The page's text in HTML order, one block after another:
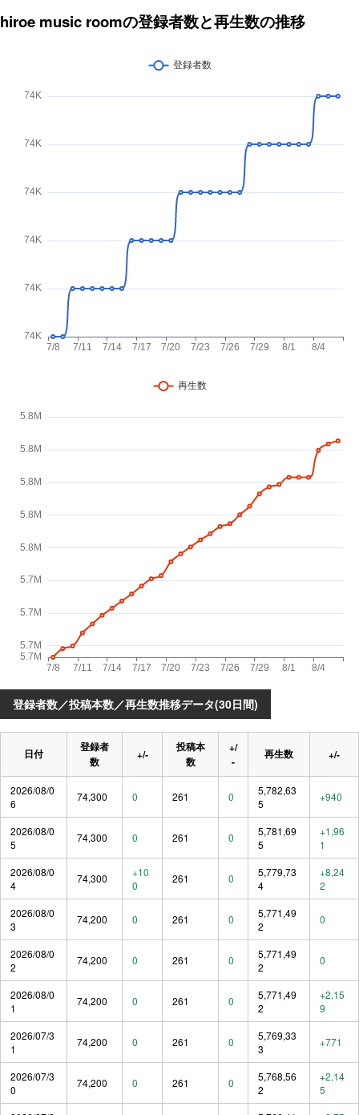
hiroe music roomの登録者数と再生数の推移
登録者数／投稿本数／再生数推移データ(30日間)
日付
登録者
数
+/-
投稿本
数
+/
-
再生数 +/-
2026/08/0
6
74,300 0 261 0
5,782,63
5
+940
2026/08/0
5
74,300 0 261 0
5,781,69
5
+1,96
1
2026/08/0
4
74,300
+10
0
261 0
5,779,73
4
+8,24
2
2026/08/0
3
74,200 0 261 0
5,771,49
2
0
2026/08/0
2
74,200 0 261 0
5,771,49
2
0
2026/08/0
1
74,200 0 261 0
5,771,49
2
+2,15
9
2026/07/3
1
74,200 0 261 0
5,769,33
3
+771
2026/07/3
0
74,200 0 261 0
5,768,56
2
+2,14
5